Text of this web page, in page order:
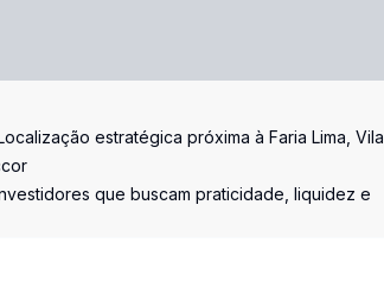
estratégica próxima à Faria Lima, Vila
que buscam praticidade, liquidez e